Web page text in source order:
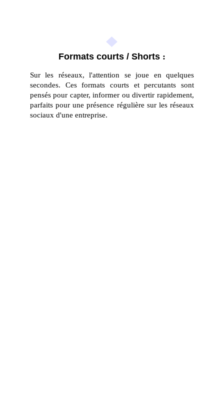
Formats courts / Shorts :
Sur les réseaux, l'attention se joue en quelques
secondes. Ces formats courts et percutants sont
pensés pour capter, informer ou divertir rapidement,
parfaits pour une présence régulière sur les réseaux
sociaux d'une entreprise.